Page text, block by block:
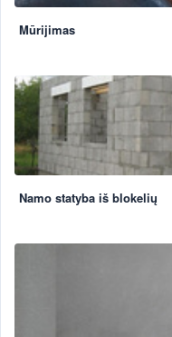
Mūrijimas
Namo statyba iš blokelių